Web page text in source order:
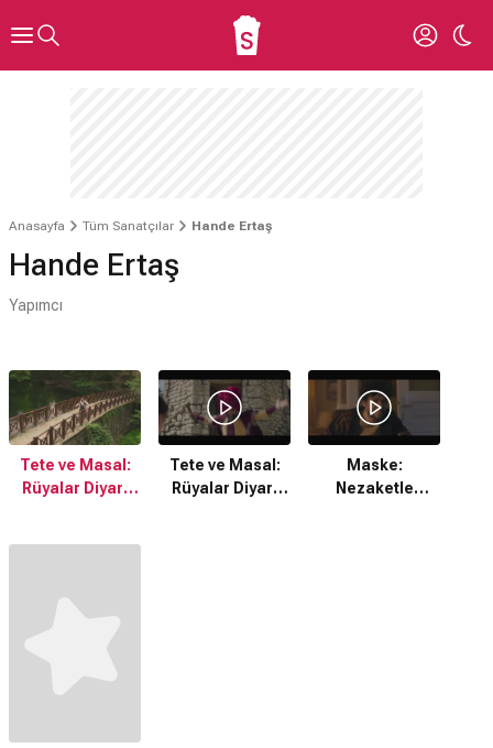
Anasayfa Tüm Sanatçılar Hande Ertaş
Hande Ertaş
Yapımcı
Tete ve Masal:
Rüyalar Diyari
Tete ve Masal:
Rüyalar Diyari
Maske:
Nezaketle